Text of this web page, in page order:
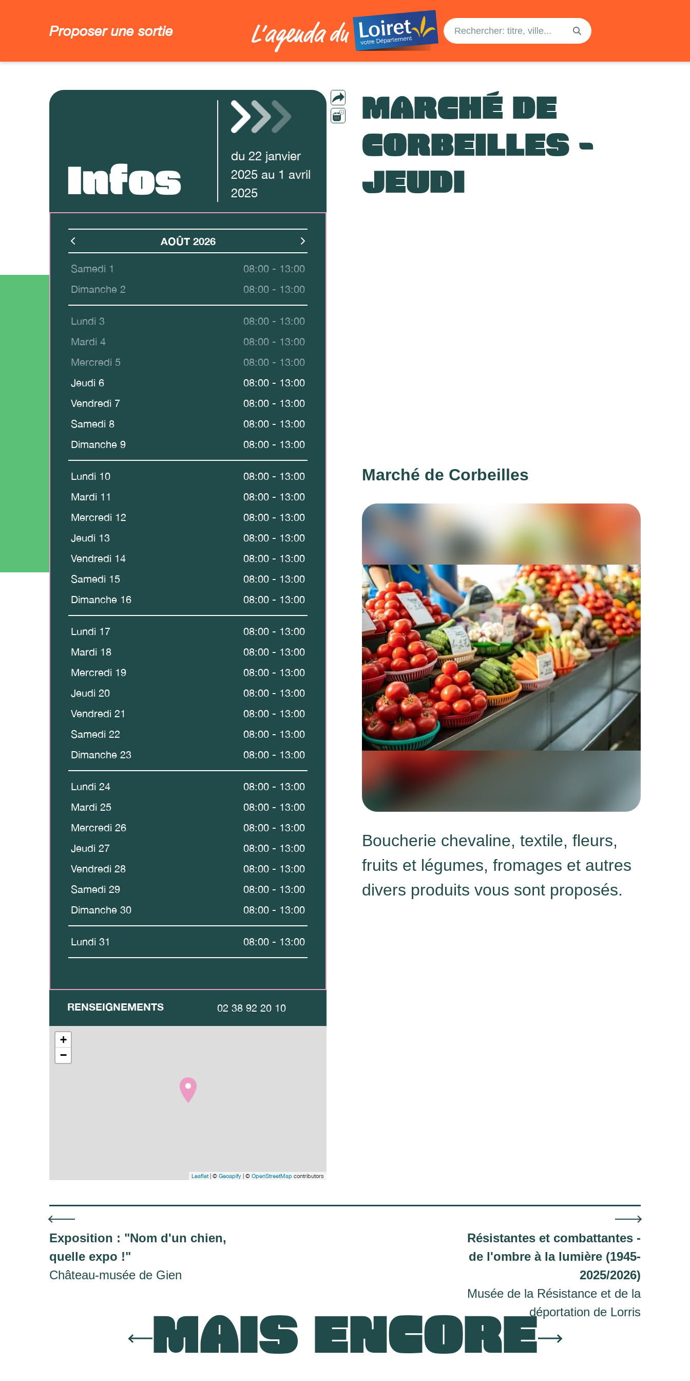
Proposer une sortie
MARCHÉ DE
CORBEILLES -
JEUDI
Infos
du 22 janvier
2025 au 1 avril
2025
AOÛT 2026
Samedi 1
08:00 - 13:00
Dimanche 2
08:00 - 13:00
Lundi 3
08:00 - 13:00
Mardi 4
08:00 - 13:00
Mercredi 5
08:00 - 13:00
Jeudi 6
08:00 - 13:00
Vendredi 7
08:00 - 13:00
Samedi 8
08:00 - 13:00
Dimanche 9
08:00 - 13:00
Lundi 10
08:00 - 13:00
Mardi 11
08:00 - 13:00
Mercredi 12
08:00 - 13:00
Jeudi 13
08:00 - 13:00
Vendredi 14
08:00 - 13:00
Samedi 15
08:00 - 13:00
Dimanche 16
08:00 - 13:00
Lundi 17
08:00 - 13:00
Mardi 18
08:00 - 13:00
Mercredi 19
08:00 - 13:00
Jeudi 20
08:00 - 13:00
Vendredi 21
08:00 - 13:00
Samedi 22
08:00 - 13:00
Dimanche 23
08:00 - 13:00
Lundi 24
08:00 - 13:00
Mardi 25
08:00 - 13:00
Mercredi 26
08:00 - 13:00
Jeudi 27
08:00 - 13:00
Vendredi 28
08:00 - 13:00
Samedi 29
08:00 - 13:00
Dimanche 30
08:00 - 13:00
Lundi 31 08:00 - 13:00
RENSEIGNEMENTS 02 38 92 20 10
+
−
Leaflet| © Geoapify | © OpenStreetMap contributors
Marché de Corbeilles
Boucherie chevaline, textile, fleurs,
fruits et légumes, fromages et autres
divers produits vous sont proposés.
Exposition : "Nom d'un chien,
quelle expo !"
Château-musée de Gien
Résistantes et combattantes -
de l'ombre à la lumière (1945-
2025/2026)
Musée de la Résistance et de la
déportation de Lorris
MAIS ENCORE